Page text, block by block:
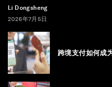
Li Dongsheng
2026年7月5日
跨境支付如何成